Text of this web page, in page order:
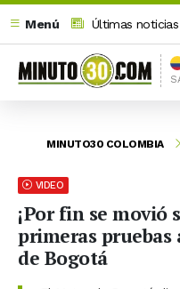
Menú
Últimas noticias
MINUTO30 COLOMBIA
VIDEO
¡Por fin se movió
primeras
de Bogotá